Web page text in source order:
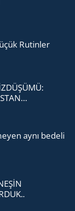
Ru­tin­ler
aynı be­de­li